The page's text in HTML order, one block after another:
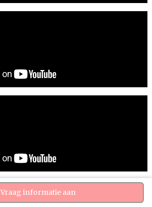
Vraag informatie aan
Bekijk website